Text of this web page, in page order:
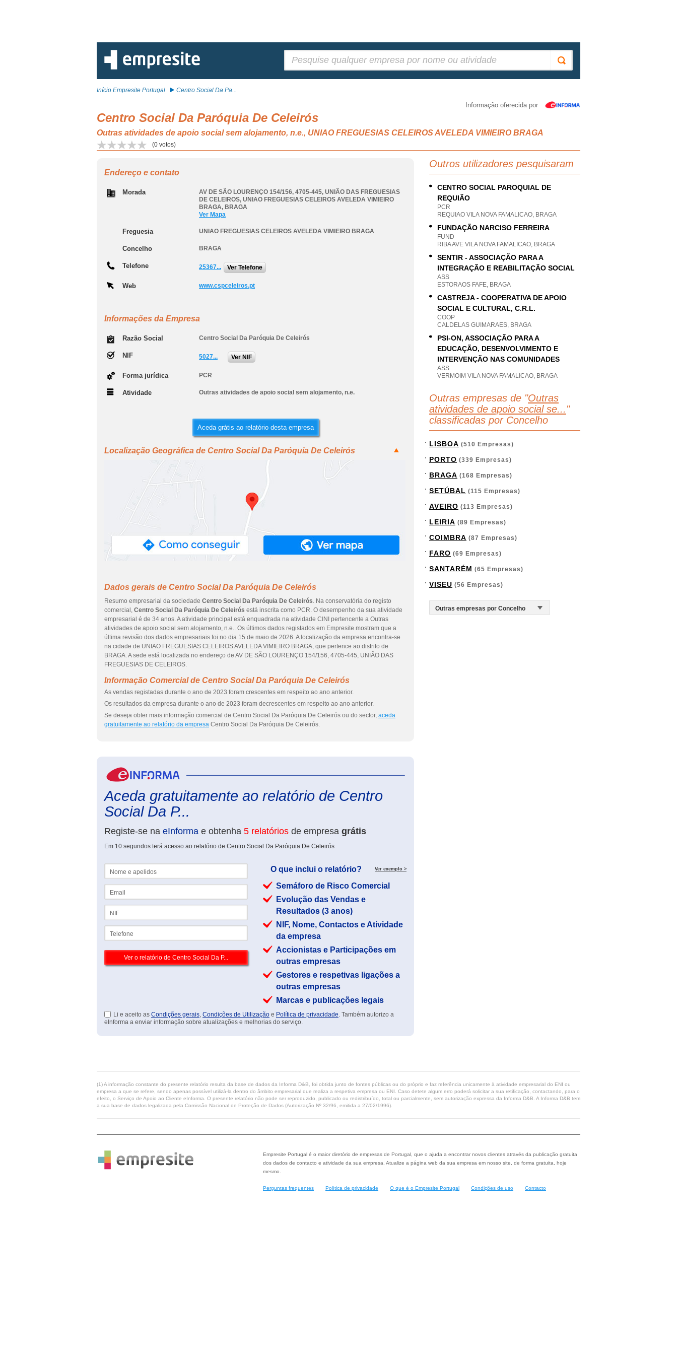
Início Empresite Portugal Centro Social Da Pa...
Informação oferecida por
Centro Social Da Paróquia De Celeirós
Outras atividades de apoio social sem alojamento, n.e., UNIAO FREGUESIAS CELEIROS AVELEDA VIMIEIRO BRAGA
(0 votos)
Endereço e contato
Morada
AV DE SÃO LOURENÇO 154/156, 4705-445, UNIÃO DAS FREGUESIAS
DE CELEIROS, UNIAO FREGUESIAS CELEIROS AVELEDA VIMIEIRO
BRAGA, BRAGA
Ver Mapa
Freguesia UNIAO FREGUESIAS CELEIROS AVELEDA VIMIEIRO BRAGA
Concelho BRAGA
Telefone 25367... Ver Telefone
Web www.cspceleiros.pt
Informações da Empresa
Razão Social Centro Social Da Paróquia De Celeirós
NIF 5027... Ver NIF
Forma jurídica PCR
Atividade Outras atividades de apoio social sem alojamento, n.e.
Aceda grátis ao relatório desta empresa
Localização Geográfica de Centro Social Da Paróquia De Celeirós
Dados gerais de Centro Social Da Paróquia De Celeirós
Resumo empresarial da sociedade Centro Social Da Paróquia De Celeirós. Na conservatória do registo
comercial, Centro Social Da Paróquia De Celeirós está inscrita como PCR. O desempenho da sua atividade
empresarial é de 34 anos. A atividade principal está enquadrada na atividade CINI pertencente a Outras
atividades de apoio social sem alojamento, n.e.. Os últimos dados registados em Empresite mostram que a
última revisão dos dados empresariais foi no dia 15 de maio de 2026. A localização da empresa encontra-se
na cidade de UNIAO FREGUESIAS CELEIROS AVELEDA VIMIEIRO BRAGA, que pertence ao distrito de
BRAGA. A sede está localizada no endereço de AV DE SÃO LOURENÇO 154/156, 4705-445, UNIÃO DAS
FREGUESIAS DE CELEIROS.
Informação Comercial de Centro Social Da Paróquia De Celeirós
As vendas registadas durante o ano de 2023 foram crescentes em respeito ao ano anterior.
Os resultados da empresa durante o ano de 2023 foram decrescentes em respeito ao ano anterior.
Se deseja obter mais informação comercial de Centro Social Da Paróquia De Celeirós ou do sector, aceda
gratuitamente ao relatório da empresa Centro Social Da Paróquia De Celeirós.
Aceda gratuitamente ao relatório de Centro
Social Da P...
Registe-se na eInforma e obtenha 5 relatórios de empresa grátis
Em 10 segundos terá acesso ao relatório de Centro Social Da Paróquia De Celeirós
O que inclui o relatório? Ver exemplo >
Semáforo de Risco Comercial
Evolução das Vendas e
Resultados (3 anos)
NIF, Nome, Contactos e Atividade
da empresa
Accionistas e Participações em
outras empresas
Gestores e respetivas ligações a
outras empresas
Marcas e publicações legais
Li e aceito as Condições gerais, Condições de Utilização e Política de privacidade. Também autorizo a
eInforma a enviar informação sobre atualizações e melhorias do serviço.
Outros utilizadores pesquisaram
CENTRO SOCIAL PAROQUIAL DE
REQUIÃO
PCR
REQUIAO VILA NOVA FAMALICAO, BRAGA
FUNDAÇÃO NARCISO FERREIRA
FUND
RIBA AVE VILA NOVA FAMALICAO, BRAGA
SENTIR - ASSOCIAÇÃO PARA A
INTEGRAÇÃO E REABILITAÇÃO SOCIAL
ASS
ESTORAOS FAFE, BRAGA
CASTREJA - COOPERATIVA DE APOIO
SOCIAL E CULTURAL, C.R.L.
COOP
CALDELAS GUIMARAES, BRAGA
PSI-ON, ASSOCIAÇÃO PARA A
EDUCAÇÃO, DESENVOLVIMENTO E
INTERVENÇÃO NAS COMUNIDADES
ASS
VERMOIM VILA NOVA FAMALICAO, BRAGA
Outras empresas de "Outras
atividades de apoio social se... "
classificadas por Concelho
LISBOA (510 Empresas)
PORTO (339 Empresas)
BRAGA (168 Empresas)
SETÚBAL (115 Empresas)
AVEIRO (113 Empresas)
LEIRIA (89 Empresas)
COIMBRA (87 Empresas)
FARO (69 Empresas)
SANTARÉM (65 Empresas)
VISEU (56 Empresas)
(1) A informação constante do presente relatório resulta da base de dados da Informa D&B, foi obtida junto de fontes públicas ou do próprio e faz referência unicamente à atividade empresarial do ENI ou
empresa a que se refere, sendo apenas possível utilizá-la dentro do âmbito empresarial que realiza a respetiva empresa ou ENI. Caso detete algum erro poderá solicitar a sua retificação, contactando, para o
efeito, o Serviço de Apoio ao Cliente eInforma. O presente relatório não pode ser reproduzido, publicado ou redistribuído, total ou parcialmente, sem autorização expressa da Informa D&B. A Informa D&B tem
a sua base de dados legalizada pela Comissão Nacional de Proteção de Dados (Autorização Nº 32/96, emitida a 27/02/1996).
Empresite Portugal é o maior diretório de empresas de Portugal, que o ajuda a encontrar novos clientes através da publicação gratuita
dos dados de contacto e atividade da sua empresa. Atualize a página web da sua empresa em nosso site, de forma gratuita, hoje
mesmo.
Perguntas frequentes Política de privacidade O que é o Empresite Portugal Condições de uso Contacto